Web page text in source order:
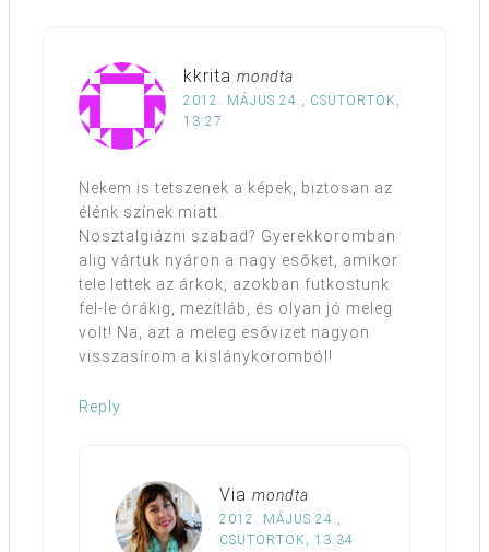
kkrita mondta
2012. MÁJUS 24., CSÜTÖRTÖK,
13:27
Nekem is tetszenek a képek, biztosan az
élénk színek miatt.
Nosztalgiázni szabad? Gyerekkoromban
alig vártuk nyáron a nagy esőket, amikor
tele lettek az árkok, azokban futkostunk
fel-le órákig, mezítláb, és olyan jó meleg
volt! Na, azt a meleg esővizet nagyon
visszasírom a kislánykoromból!
Reply
Via mondta
2012. MÁJUS 24.,
CSÜTÖRTÖK, 13:34